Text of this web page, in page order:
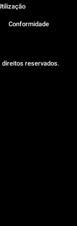
direitos reservados.
Conformidade